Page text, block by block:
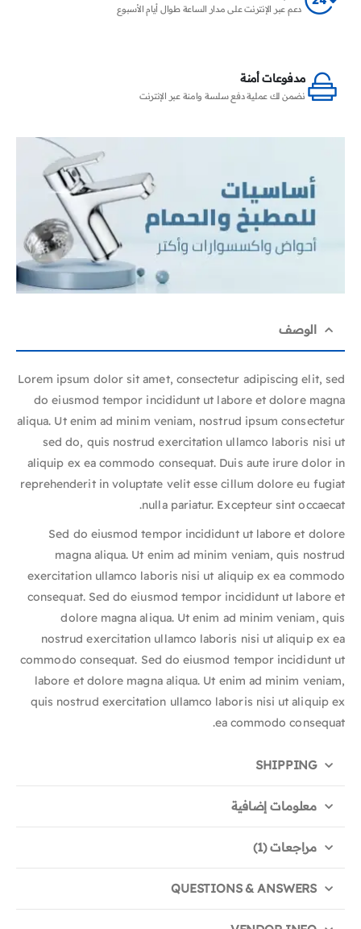
دعم عبر الإنترنت على مدار الساعة طوال أيام الأسبوع
مدفوعات أمنة
نضمن لك عملية دفع سلسة وامنة عبر الإنترنت
الوصف
Lorem ipsum dolor sit amet, consectetur adipiscing elit, sed
do eiusmod tempor incididunt ut labore et dolore magna
aliqua. Ut enim ad minim veniam, nostrud ipsum consectetur
sed do, quis nostrud exercitation ullamco laboris nisi ut
aliquip ex ea commodo consequat. Duis aute irure dolor in
reprehenderit in voluptate velit esse cillum dolore eu fugiat
nulla pariatur. Excepteur sint occaecat.
Sed do eiusmod tempor incididunt ut labore et dolore
magna aliqua. Ut enim ad minim veniam, quis nostrud
exercitation ullamco laboris nisi ut aliquip ex ea commodo
consequat. Sed do eiusmod tempor incididunt ut labore et
dolore magna aliqua. Ut enim ad minim veniam, quis
nostrud exercitation ullamco laboris nisi ut aliquip ex ea
commodo consequat. Sed do eiusmod tempor incididunt ut
labore et dolore magna aliqua. Ut enim ad minim veniam,
quis nostrud exercitation ullamco laboris nisi ut aliquip ex
ea commodo consequat.
SHIPPING
معلومات إضافية
مراجعات (1)
QUESTIONS & ANSWERS